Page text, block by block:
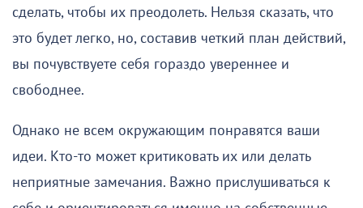
сделать, чтобы их преодолеть. Нельзя сказать, что
это будет легко, но, составив четкий план действий,
вы почувствуете себя гораздо увереннее и
свободнее.
Однако не всем окружающим понравятся ваши
идеи. Кто-то может критиковать их или делать
неприятные замечания. Важно прислушиваться к